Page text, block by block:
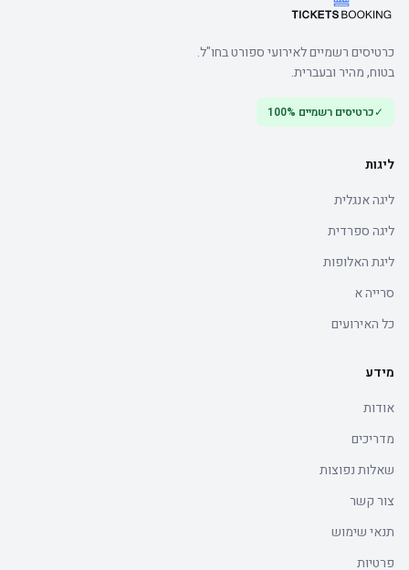
כרטיסים רשמיים לאירועי ספורט בחו"ל.
בטוח, מהיר ובעברית.
✓כרטיסים רשמיים 100%
ליגות
ליגה אנגלית
ליגה ספרדית
ליגת האלופות
סרייה א
כל האירועים
מידע
אודות
מדריכים
שאלות נפוצות
צור קשר
תנאי שימוש
פרטיות